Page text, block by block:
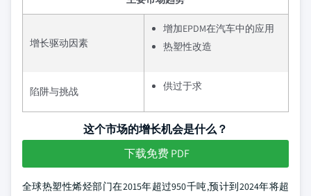
增长驱动因素
增加EPDM在汽车中的应用
热塑性改造
陷阱与挑战 供过于求
这个市场的增长机会是什么？
下载免费 PDF
全球热塑性烯烃部门在2015年超过950千吨,预计到2024年将超